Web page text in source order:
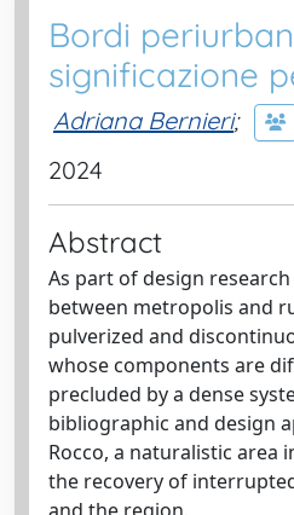
Bordi
significazione
Adriana Bernieri;
2024
Abstract
As part of design
between metropolis and
pulverized and
whose components are
precluded by a dense
bibliographic and design
Rocco, a naturalistic
the recovery of